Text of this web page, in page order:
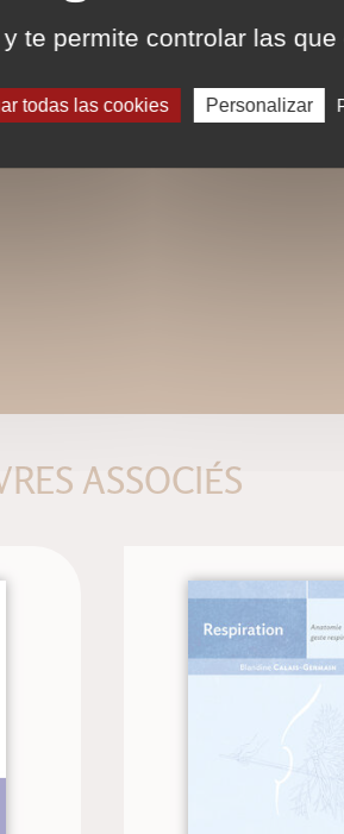
ASSOCIÉS
te permite controlar las
todas las cookies Personalizar